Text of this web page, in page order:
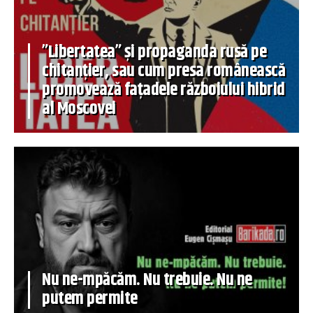
”Libertatea” și propaganda rusă pe
chitanțier, sau cum presa românească
promovează fațadele războiului hibrid
al Moscovei
Nu ne-mpăcăm. Nu trebuie. Nu ne
putem permite